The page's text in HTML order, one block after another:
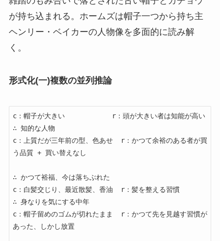
が持ち込まれる。ホームズは帽子一つから持ち主
ヘンリー・ベイカーの人物像を多面的に読み解
く。
形式化(一)複数の並列推論
c：帽子が大きい            r：頭が大きい者は知能が高い
∴ 知的な人物
c：上質だが三年前の型、色あせ  r：かつて余裕のある者が買
う品質 + 買い替えなし
∴ かつて裕福、今は落ちぶれた
c：白髪交じり、最近散髪、香油  r：髪を整える習慣
∴ 身なりを気にする中年
c：帽子留めのゴムが切れたまま  r：かつて先を見越す習慣が
あった、しかし放置